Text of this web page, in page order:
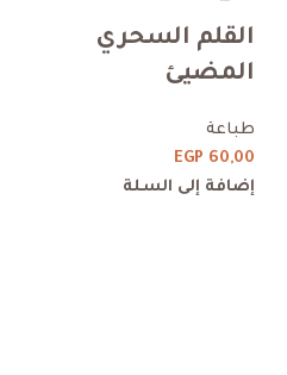
القلم السحري
المضيئ
طباعة
EGP 60,00
إضافة إلى السلة